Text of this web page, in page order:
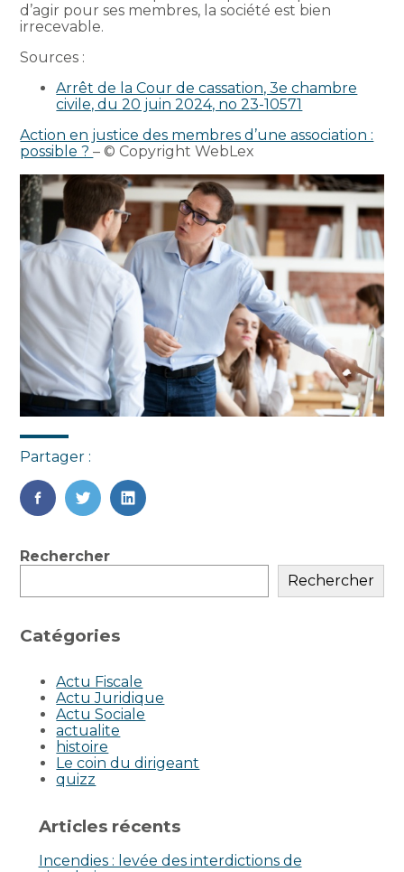
d’agir pour ses membres, la société est bien
irrecevable.
Sources :
Arrêt de la Cour de cassation, 3e chambre
civile, du 20 juin 2024, no 23-10571
Action en justice des membres d’une association :
possible ?– © Copyright WebLex
Partager :
FaceBook
TwitterLinkedIn
Blog
Rechercher
Rechercher
Catégories
Actu Fiscale
Actu Juridique
Actu Sociale
actualite
histoire
Le coin du dirigeant
quizz
Articles récents
Incendies : levée des interdictions de